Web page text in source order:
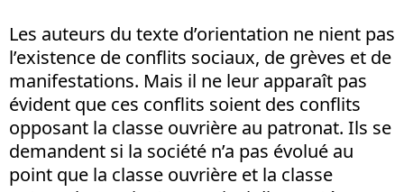
Les auteurs du texte d’orientation ne nient pas
l’existence de conflits sociaux, de grèves et de
manifestations. Mais il ne leur apparaît pas
évident que ces conflits soient des conflits
opposant la classe ouvrière au patronat. Ils se
demandent si la société n’a pas évolué au
point que la classe ouvrière et la classe